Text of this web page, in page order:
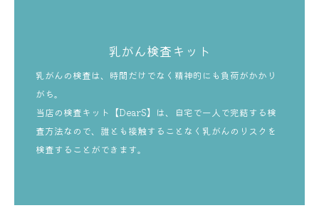
乳がん検査キット
乳がんの検査は、時間だけでなく精神的にも負荷がかかり
がち。
当店の検査キット【DearS】は、自宅で一人で完結する検
査方法なので、誰とも接触することなく乳がんのリスクを
検査することができます。